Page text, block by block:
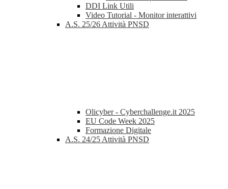
DDI Link Utili
Video Tutorial - Monitor interattivi
A.S. 25/26 Attività PNSD
Olicyber - Cyberchallenge.it 2025
EU Code Week 2025
Formazione Digitale
A.S. 24/25 Attività PNSD